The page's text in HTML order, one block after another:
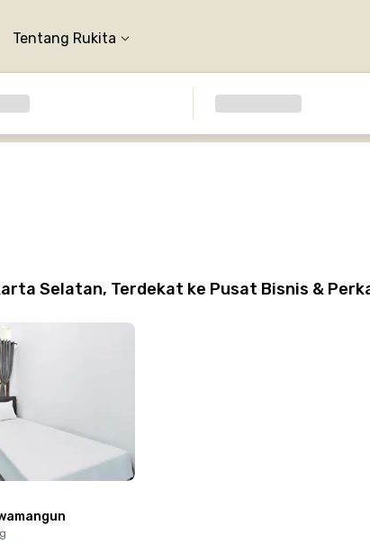
Tentang Rukita
Selatan, Terdekat ke Pusat Bisnis &